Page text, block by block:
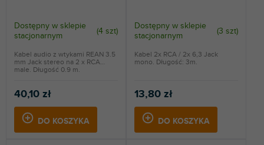
Dostępny w sklepie
stacjonarnym
(4 szt)
40,10 zł
DO KOSZYKA
Kabel audio z wtykami REAN 3.5
mm Jack stereo na 2 x RCA
male. Długość 0.9 m.
Dostępny w sklepie
stacjonarnym
(3 szt)
13,80 zł
DO KOSZYKA
Kabel 2x RCA / 2x 6,3 Jack
mono. Długość: 3m.